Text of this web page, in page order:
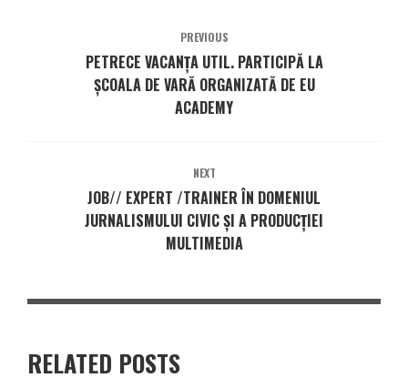
PREVIOUS
PETRECE VACANŢA UTIL. PARTICIPĂ LA
ŞCOALA DE VARĂ ORGANIZATĂ DE EU
ACADEMY
NEXT
JOB// EXPERT /TRAINER ÎN DOMENIUL
JURNALISMULUI CIVIC ȘI A PRODUCȚIEI
MULTIMEDIA
RELATED POSTS